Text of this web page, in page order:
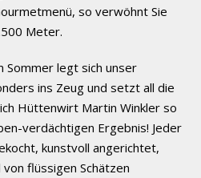
so verwöhnt Sie
Meter.
Sommer legt sich unser
ins Zeug und setzt all die
Hüttenwirt Martin Winkler so
verdächtigen Ergebnis! Jeder
kunstvoll angerichtet,
flüssigen Schätzen